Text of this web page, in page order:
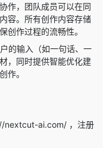
作，团队成员可以在同
容。所有创作内容存储
创作过程的流畅性。
的输入（如一句话、一
，同时提供智能优化建
作。
nextcut-ai.com/ ，注册